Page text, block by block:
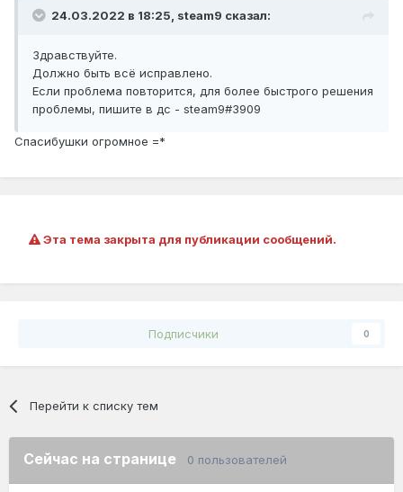
24.03.2022 в 18:25, steam9 сказал:
Здравствуйте.
Должно быть всё исправлено.
Если проблема повторится, для более быстрого решения
проблемы, пишите в дс - steam9#3909
Спасибушки огромное =*
Эта тема закрыта для публикации сообщений.
Подписчики 0
Перейти к списку тем
Сейчас на странице 0 пользователей